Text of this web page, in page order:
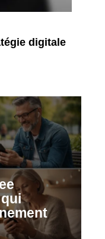
digitale